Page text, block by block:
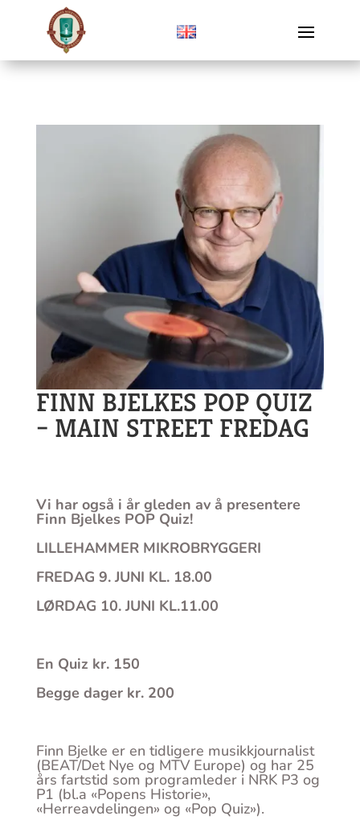
FINN BJELKES POP QUIZ
– MAIN STREET FREDAG
Vi har også i år gleden av å presentere
Finn Bjelkes POP Quiz!
LILLEHAMMER MIKROBRYGGERI
FREDAG 9. JUNI KL. 18.00
LØRDAG 10. JUNI KL.11.00
En Quiz kr. 150
Begge dager kr. 200
Finn Bjelke er en tidligere musikkjournalist
(BEAT/Det Nye og MTV Europe) og har 25
års fartstid som programleder i NRK P3 og
P1 (bl.a «Popens Historie»,
«Herreavdelingen» og «Pop Quiz»).